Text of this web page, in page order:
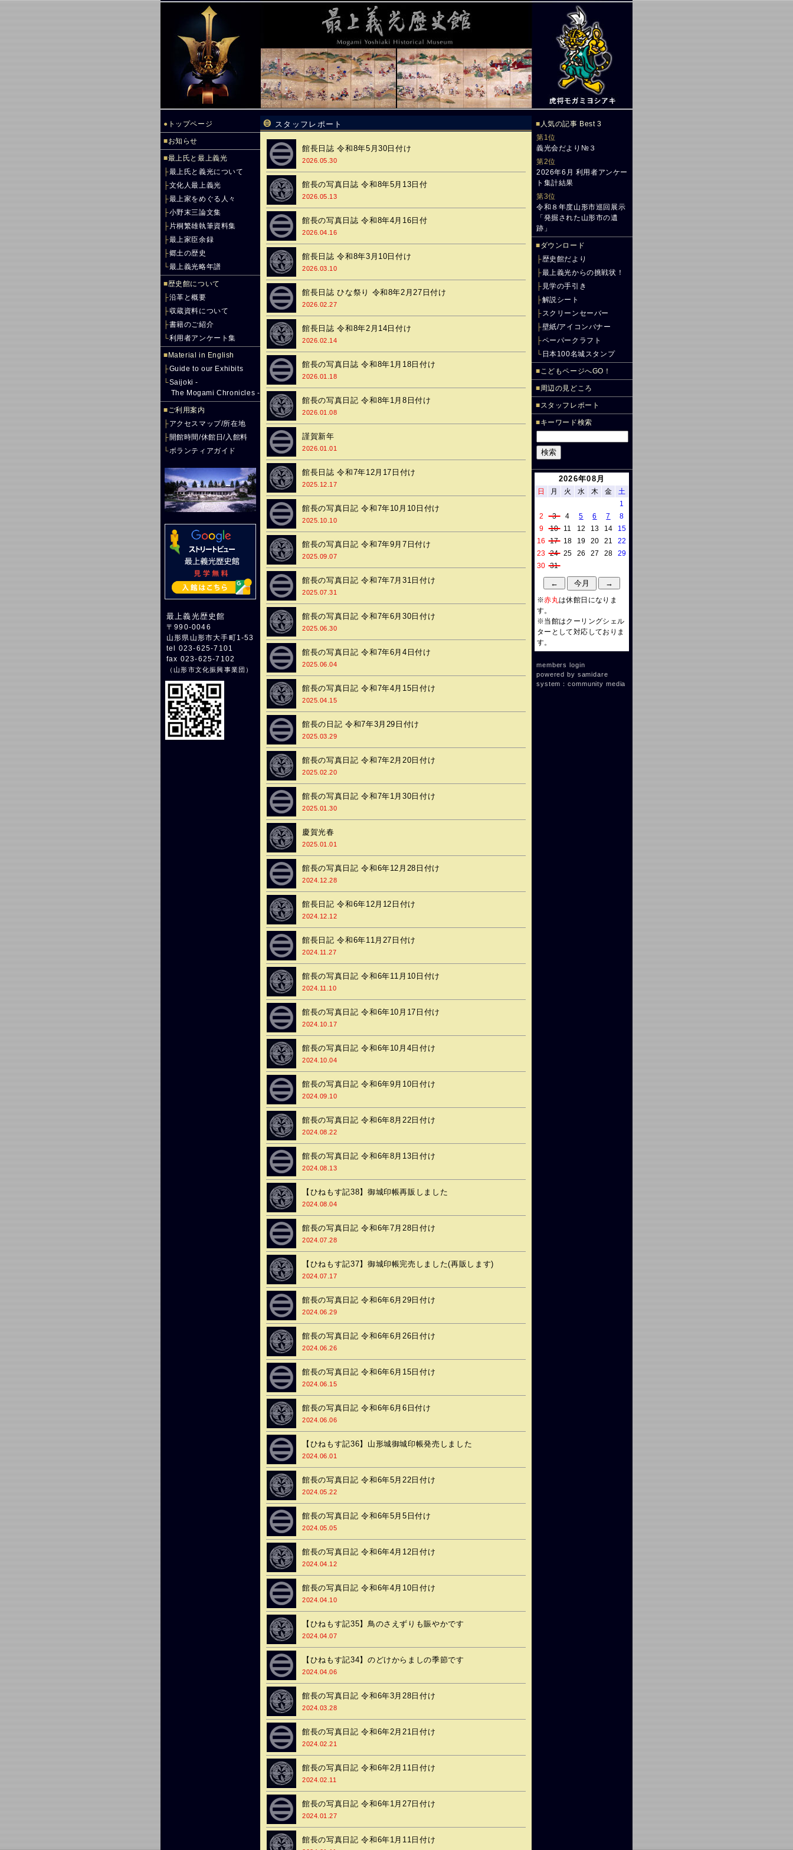
● トップページ
■お知らせ
■最上氏と最上義光
├最上氏と義光について
├文化人最上義光
├最上家をめぐる人々
├小野末三論文集
├ 片桐繁雄執筆資料集
├最上家臣余録
├郷土の歴史
└最上義光略年譜
■歴史館について
├沿革と概要
├収蔵資料について
├書籍のご紹介
└利用者アンケート集
■ Material in English
├Guide to our Exhibits
└Saijoki -
The Mogami Chronicles -
■ご利用案内
├アクセスマップ/所在地
├開館時間/休館日/入館料
└ボランティアガイド
最上義光歴史館
〒990-0046
山形県山形市大手町1-53
tel 023-625-7101
fax 023-625-7102
（山形市文化振興事業団 ）
スタッフレポート
館長日誌 令和8年5月30日付け
2026.05.30
館長の写真日誌 令和8年5月13日付
2026.05.13
館長の写真日誌 令和8年4月16日付
2026.04.16
館長日誌 令和8年3月10日付け
2026.03.10
館長日誌 ひな祭り 令和8年2月27日付け
2026.02.27
館長日誌 令和8年2月14日付け
2026.02.14
館長の写真日誌 令和8年1月18日付け
2026.01.18
館長の写真日記 令和8年1月8日付け
2026.01.08
謹賀新年
2026.01.01
館長日誌 令和7年12月17日付け
2025.12.17
館長の写真日記 令和7年10月10日付け
2025.10.10
館長の写真日記 令和7年9月7日付け
2025.09.07
館長の写真日記 令和7年7月31日付け
2025.07.31
館長の写真日記 令和7年6月30日付け
2025.06.30
館長の写真日記 令和7年6月4日付け
2025.06.04
館長の写真日記 令和7年4月15日付け
2025.04.15
館長の日記 令和7年3月29日付け
2025.03.29
館長の写真日記 令和7年2月20日付け
2025.02.20
館長の写真日記 令和7年1月30日付け
2025.01.30
慶賀光春
2025.01.01
館長の写真日記 令和6年12月28日付け
2024.12.28
館長日記 令和6年12月12日付け
2024.12.12
館長日記 令和6年11月27日付け
2024.11.27
館長の写真日記 令和6年11月10日付け
2024.11.10
館長の写真日記 令和6年10月17日付け
2024.10.17
館長の写真日記 令和6年10月4日付け
2024.10.04
館長の写真日記 令和6年9月10日付け
2024.09.10
館長の写真日記 令和6年8月22日付け
2024.08.22
館長の写真日記 令和6年8月13日付け
2024.08.13
【ひねもす記38】御城印帳再販しました
2024.08.04
館長の写真日記 令和6年7月28日付け
2024.07.28
【ひねもす記37】御城印帳完売しました(再販します)
2024.07.17
館長の写真日記 令和6年6月29日付け
2024.06.29
館長の写真日記 令和6年6月26日付け
2024.06.26
館長の写真日記 令和6年6月15日付け
2024.06.15
館長の写真日記 令和6年6月6日付け
2024.06.06
【ひねもす記36】山形城御城印帳発売しました
2024.06.01
館長の写真日記 令和6年5月22日付け
2024.05.22
館長の写真日記 令和6年5月5日付け
2024.05.05
館長の写真日記 令和6年4月12日付け
2024.04.12
館長の写真日記 令和6年4月10日付け
2024.04.10
【ひねもす記35】鳥のさえずりも賑やかです
2024.04.07
【ひねもす記34】のどけからましの季節です
2024.04.06
館長の写真日記 令和6年3月28日付け
2024.03.28
館長の写真日記 令和6年2月21日付け
2024.02.21
館長の写真日記 令和6年2月11日付け
2024.02.11
館長の写真日記 令和6年1月27日付け
2024.01.27
館長の写真日記 令和6年1月11日付け
■ 人気の記事 Best 3
第1位
義光会だより№３
第2位
2026年6月 利用者アンケー
ト集計結果
第3位
令和８年度山形市巡回展示
「発掘された山形市の遺
跡」
■ダウンロード
├歴史館だより
├最上義光からの挑戦状！
├ 見学の手引き
├解説シート
├スクリーンセーバー
├壁紙/アイコンバナー
├ペーパークラフト
└ 日本100名城スタンプ
■こどもページへGO！
■周辺の見どころ
■スタッフレポート
■キーワード検索
2026年08月
日 月 火 水 木 金
土
1
2
3 4 5 6 7
8
9
10 11 12 13 14
15
16
17 18 19 20 21
22
23 24 25 26 27 28
29
30 31
※赤丸は休館日になりま
す。
※当館はクーリングシェル
ターとして対応しておりま
す。
members login
powered by samidare
system：community media